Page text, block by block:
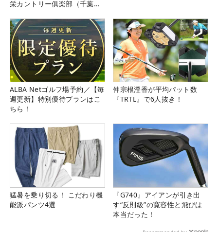
栄カントリー俱楽部（千葉
ALBA Netゴルフ場予約／【毎
週更新】特別優待プランはこ
ちら！
仲宗根澄香が平均パット数
『TRTL』で6人抜き！
猛暑を乗り切る！ こだわり機
能派パンツ4選
『G740』アイアンが引き出
す“反則級”の寛容性と飛びは
本当だった！